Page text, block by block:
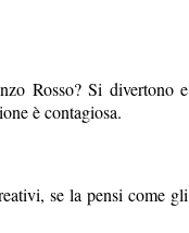
Rosso? Si divertono e
è contagiosa.
se la pensi come gli